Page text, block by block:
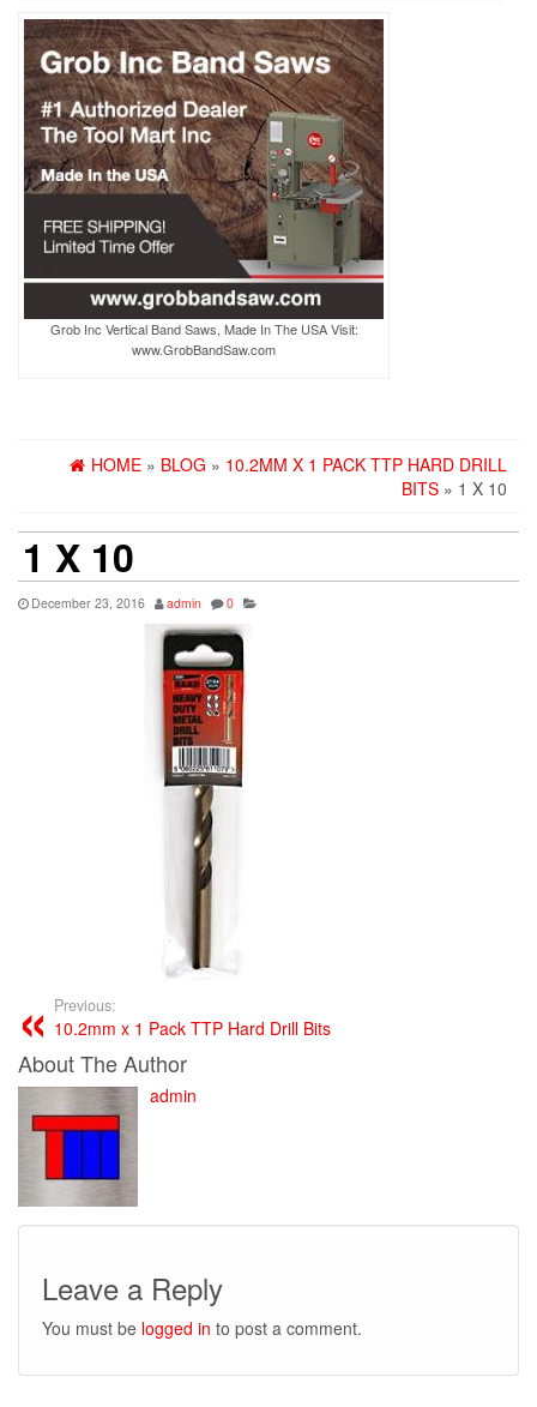
Grob Inc Vertical Band Saws, Made In The USA Visit:
www.GrobBandSaw.com
HOME » BLOG » 10.2MM X 1 PACK TTP HARD DRILL
BITS » 1 X 10
1 X 10
December 23, 2016 admin 0
Previous:
10.2mm x 1 Pack TTP Hard Drill Bits
About The Author
admin
Leave a Reply
You must be logged in to post a comment.